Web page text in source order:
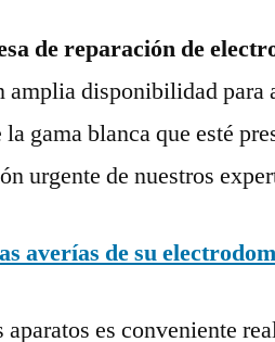
de reparación de
amplia disponibilidad para
gama blanca que esté
urgente de nuestros
averías de su
es conveniente